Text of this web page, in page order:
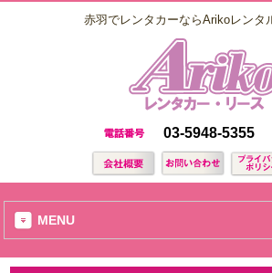
赤羽でレンタカーならArikoレンタ
03-5948-5355
MENU